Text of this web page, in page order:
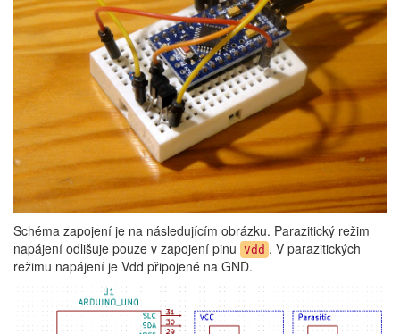
Schéma zapojení je na následujícím obrázku. Parazitický režim
napájení odlišuje pouze v zapojení pinu Vdd . V parazitických
režimu napájení je Vdd připojené na GND.